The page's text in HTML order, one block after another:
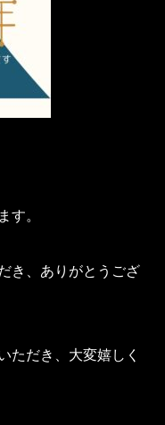
。
き、ありがとうござ
ただき、大変嬉しく